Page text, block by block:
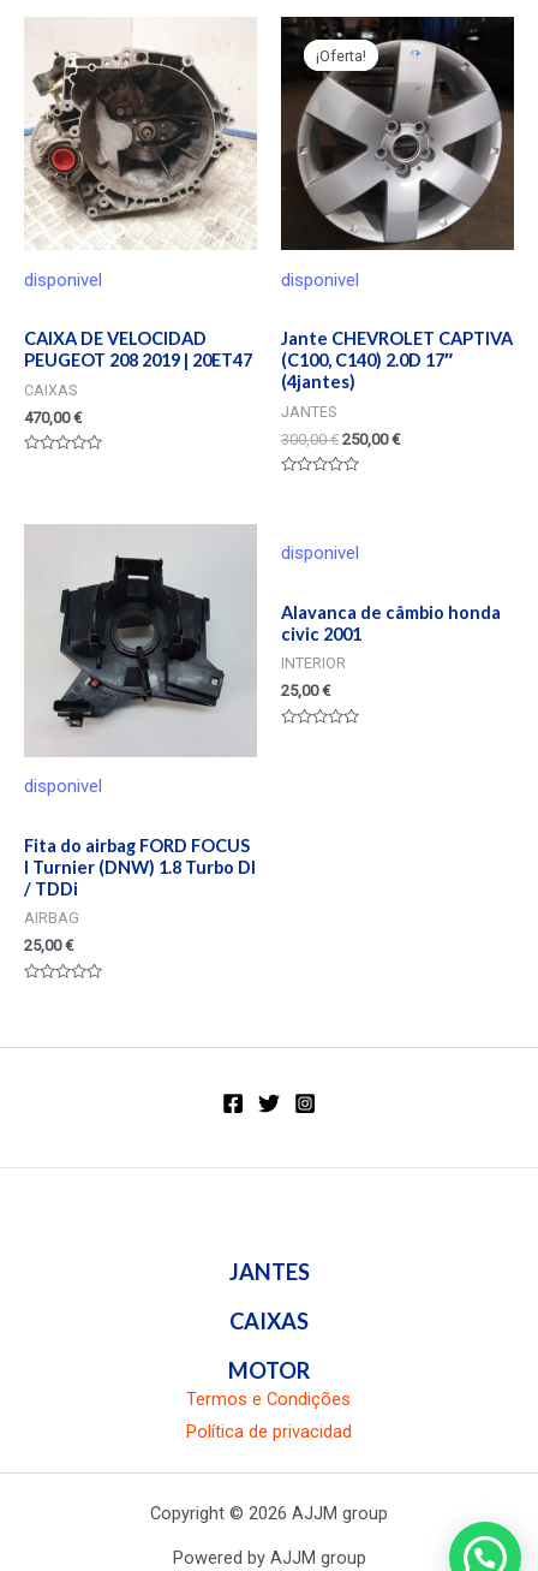
disponivel
CAIXA DE VELOCIDAD
PEUGEOT 208 2019 | 20ET47
CAIXAS
470,00€
5
¡Oferta!
disponivel
¡Oferta!
Jante CHEVROLET CAPTIVA
(C100, C140) 2.0D 17″
(4jantes)
JANTES
300,00€ 250,00€
5
disponivel
Fita do airbag FORD FOCUS
I Turnier (DNW) 1.8 Turbo DI
/ TDDi
AIRBAG
25,00€
5
disponivel
Alavanca de câmbio honda
civic 2001
INTERIOR
25,00€
JANTES
CAIXAS
MOTOR
Termos e Condições
Política de privacidad
Copyright © 2026 AJJM group
Powered by AJJM group